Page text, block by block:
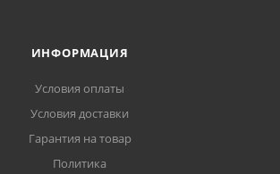
ИНФОРМАЦИЯ
Условия оплаты
Условия доставки
Гарантия на товар
Политика